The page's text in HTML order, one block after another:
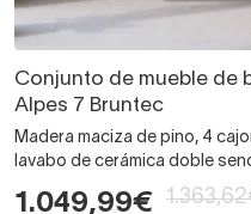
Conjunto de mueble de
Alpes 7 Bruntec
Madera maciza de pino, 4
lavabo de cerámica doble
1.049,99€